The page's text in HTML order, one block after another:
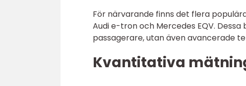
För närvarande finns det flera
Audi e-tron och Mercedes EQV.
passagerare, utan även avancerade
Kvantitativa